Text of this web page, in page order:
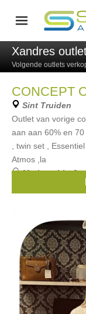
Xandres
Volgende outlets
CONCEPT
Sint Truiden
Outlet van vorige
aan aan 60% en
, twin set ,
Atmos ,la
Merken:Liu Jo,